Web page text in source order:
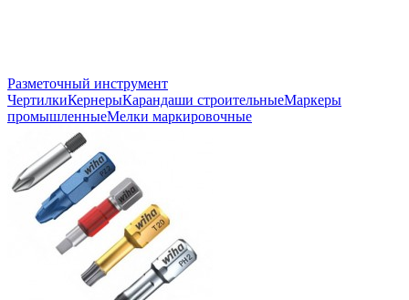
Разметочный инструмент
ЧертилкиКернерыКарандаши строительныеМаркеры
промышленныеМелки маркировочные